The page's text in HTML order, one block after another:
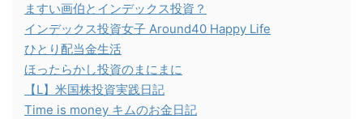
ますい画伯とインデックス投資？
インデックス投資女子 Around40 Happy Life
ひとり配当金生活
ほったらかし投資のまにまに
【L】米国株投資実践日記
Time is money キムのお金日記